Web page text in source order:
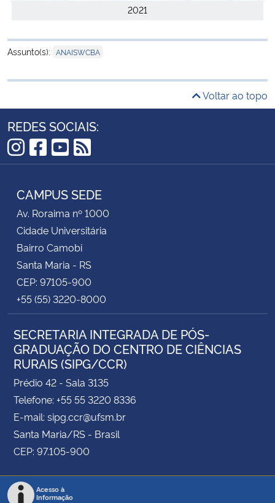
2021
Assunto(s): ANAISWCBA
Voltar ao topo
REDES SOCIAIS:
Instagram
Facebook
YouTube
RSS
CAMPUS SEDE
Av. Roraima nº 1000
Cidade Universitária
Bairro Camobi
Santa Maria - RS
CEP: 97105-900
+55 (55) 3220-8000
SECRETARIA INTEGRADA DE PÓS-
GRADUAÇÃO DO CENTRO DE CIÊNCIAS
RURAIS (SIPG/CCR)
Prédio 42 - Sala 3135
Telefone: +55 55 3220 8336
E-mail: sipg.ccr@ufsm.br
Santa Maria/RS - Brasil
CEP: 97.105-900
Acesso à
Informação